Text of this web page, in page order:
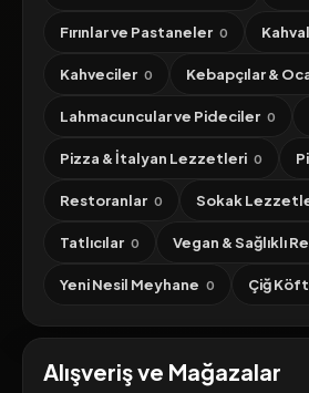
Fırınlar ve Pastaneler 0
Kahveciler 0 Kebapçılar &
Lahmacuncular ve Pideciler 0
Pizza & İtalyan Lezzetleri 0
Restoranlar 0 Sokak
Tatlıcılar 0 Vegan & Sağlıklı
Yeni Nesil Meyhane 0 Çiğ
Alışveriş ve Mağazalar